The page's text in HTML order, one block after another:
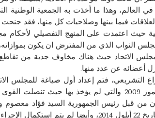
الامريكية سنة 1789 كأول دول اتحادية في العالم، وهذا ما أخذت
فيما بينها وصلاحيات كل منها، فقد جنحت
حيث اعتمدت على المنهج التفصيلي
النواب الذي من المفترض ان يكون
الاتحاد حيث هناك مخاوف جدية من
أعضائه عن عدد منها.
فتم إعداد أول صياغة للمجلس
المشكلة في الدورة الأولى لمجلس النواب والتي أنجزت مهامها يوم 22 تموز
من قبل رئيس الجمهورية السيد فؤاد
التعديل الدستوري مع بعض التغييرات الطفيفة، وتمت القراءة الأولى